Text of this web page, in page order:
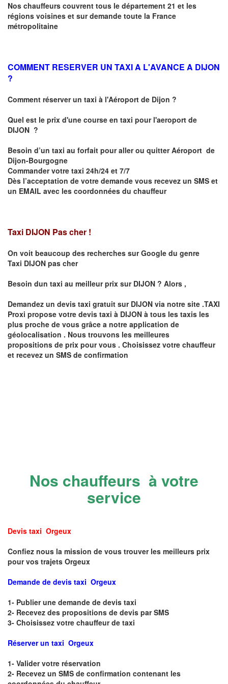
Nos chauffeurs couvrent tous le département 21 et les
régions voisines et sur demande toute la France
métropolitaine
COMMENT RESERVER UN TAXI A L'AVANCE A DIJON
?
Comment réserver un taxi à l'Aéroport de Dijon ?
Quel est le prix d'une course en taxi pour l'aeroport de
DIJON ?
Besoin d’un taxi au forfait pour aller ou quitter Aéroport de
Dijon-Bourgogne
Commander votre taxi 24h/24 et 7/7
Dès l’acceptation de votre demande vous recevez un SMS et
un EMAIL avec les coordonnées du chauffeur
Taxi DIJON Pas cher !
On voit beaucoup des recherches sur Google du genre
Taxi DIJON pas cher
Besoin dun taxi au meilleur prix sur DIJON ? Alors ,
Demandez un devis taxi gratuit sur DIJON via notre site .TAXI
Proxi propose votre devis taxi à DIJON à tous les taxis les
plus proche de vous grâce a notre application de
géolocalisation . Nous trouvons les meilleures
propositions de prix pour vous . Choisissez votre chauffeur
et recevez un SMS de confirmation
Nos chauffeurs à votre
service
Devis taxi Orgeux
Confiez nous la mission de vous trouver les meilleurs prix
pour vos trajets Orgeux
Demande de devis taxi Orgeux
1- Publier une demande de devis taxi
2- Recevez des propositions de devis par SMS
3- Choisissez votre chauffeur de taxi
Réserver un taxi Orgeux
1- Valider votre réservation
2- Recevez un SMS de confirmation contenant les